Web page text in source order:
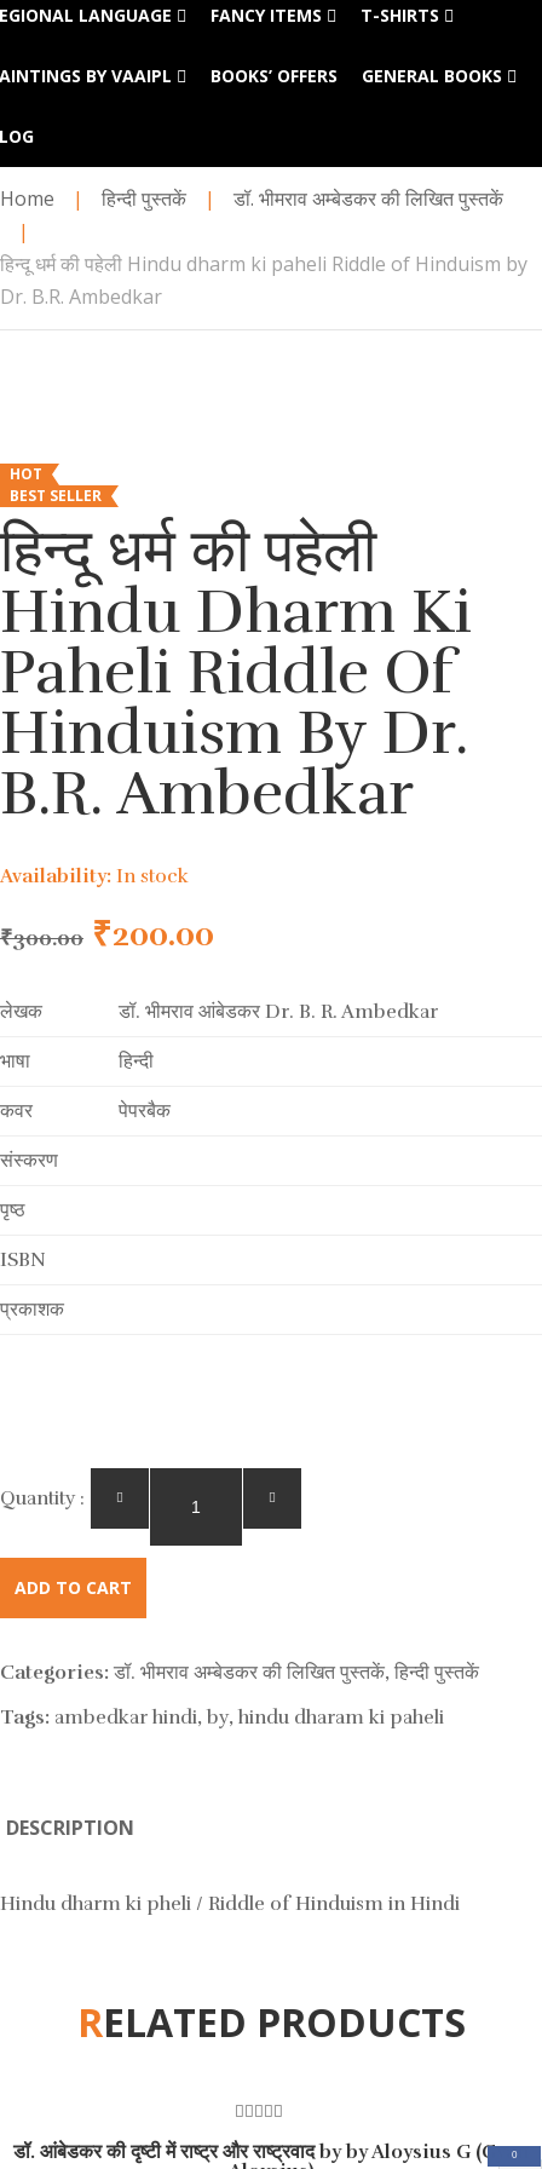
LANGUAGE FANCY ITEMS T-SHIRTS
BY VAAIPL BOOKS’ OFFERS GENERAL BOOKS
Home | हिन्दी पुस्तकें |
डॉ. भीमराव अम्बेडकर की लिखित पुस्तकें
|
हिन्दू धर्म की पहेली Hindu dharm ki paheli Riddle of Hinduism by
Dr. B.R. Ambedkar
HOT
BEST SELLER
हिन्दू धर्म की पहेली
Hindu Dharm Ki
Paheli Riddle Of
Hinduism By Dr.
B.R. Ambedkar
Availability: In stock
₹300.00 ₹200.00
लेखक डॉ. भीमराव आंबेडकर Dr. B. R. Ambedkar
भाषा हिन्दी
कवर पेपरबैक
संस्करण
पृष्ठ
ISBN
प्रकाशक
Quantity :
ADD TO CART
Categories: डॉ. भीमराव अम्बेडकर की लिखित पुस्तकें, हिन्दी पुस्तकें
Tags: ambedkar hindi,by,hindu dharam ki paheli
DESCRIPTION
Hindu dharm ki pheli / Riddle of Hinduism in Hindi
RELATED PRODUCTS
out
डॉ. आंबेडकर की दृष्टी में राष्ट्र और राष्ट्रवाद by by Aloysius G (Gyan
0